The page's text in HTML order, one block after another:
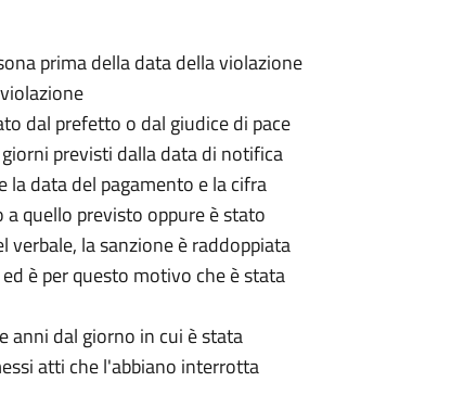
prima della data della violazione
dal prefetto o dal giudice di pace
previsti dalla data di notifica
la data del pagamento e la cifra
quello previsto oppure è stato
la sanzione è raddoppiata
è per questo motivo che è stata
anni dal giorno in cui è stata
atti che l'abbiano interrotta